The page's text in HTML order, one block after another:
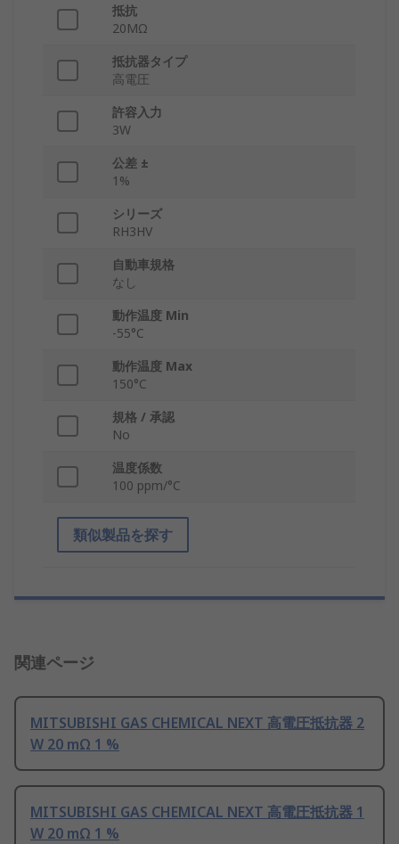
抵抗
20MΩ
抵抗器タイプ
高電圧
許容入力
3W
公差 ±
1%
シリーズ
RH3HV
自動車規格
なし
動作温度 Min
-55°C
動作温度 Max
150°C
規格 / 承認
No
温度係数
100 ppm/°C
類似製品を探す
関連ページ
MITSUBISHI GAS CHEMICAL NEXT 高電圧抵抗器 2
W 20 mΩ 1 %
MITSUBISHI GAS CHEMICAL NEXT 高電圧抵抗器 1
W 20 mΩ 1 %